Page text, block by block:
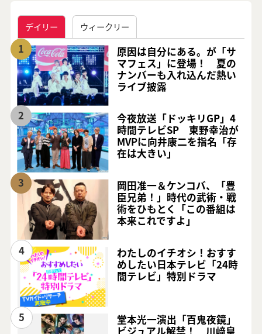
デイリー ウィークリー
1
原因は自分にある。が「サ
マフェス」に登場！ 夏の
ナンバーも入れ込んだ熱い
ライブ披露
2
今夜放送「ドッキリGP」4
時間テレビSP 東野幸治が
MVPに向井康二を指名「存
在は大きい」
3
岡田准一＆ケンコバ、「豊
臣兄弟！」時代の武術・戦
術をひもとく「この番組は
本来これですよ」
4
わたしのイチオシ！おすす
めしたい日本テレビ「24時
間テレビ」特別ドラマ
5
堂本光一演出「百鬼夜鏡」